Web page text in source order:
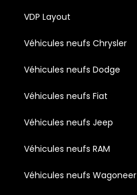
VDP Layout
Véhicules neufs Chrysler
Véhicules neufs Dodge
Véhicules neufs Fiat
Véhicules neufs Jeep
Véhicules neufs RAM
Véhicules neufs Wagoneer